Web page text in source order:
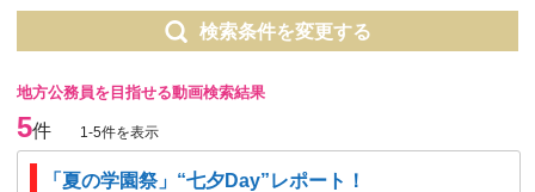
検索条件を変更する
地方公務員を目指せる動画検索結果
5件 1-5件を表示
「夏の学園祭」“七夕Day”レポート！